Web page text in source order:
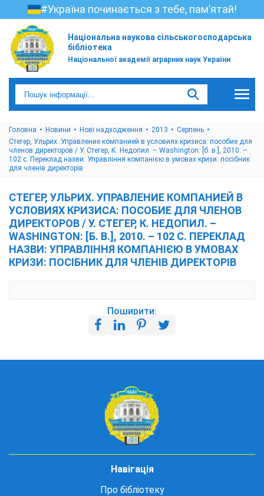
#Україна починається з тебе, пам’ятай!
Національна наукова сільськогосподарська
бібліотека
Національної академії аграрних наук України
Головна Новини Нові надходження 2013
Серпень
Стегер, Ульрих. Управление компанией в условиях кризиса: пособие для
членов директоров / У. Стегер, К. Недопил. – Washington: [б. в.], 2010. –
102 с. Переклад назви: Управління компанією в умовах кризи: посібник
для членів директорів
СТЕГЕР, УЛЬРИХ. УПРАВЛЕНИЕ КОМПАНИЕЙ В
УСЛОВИЯХ КРИЗИСА: ПОСОБИЕ ДЛЯ ЧЛЕНОВ
ДИРЕКТОРОВ / У. СТЕГЕР, К. НЕДОПИЛ. –
WASHINGTON: [Б. В.], 2010. – 102 С. ПЕРЕКЛАД
НАЗВИ: УПРАВЛІННЯ КОМПАНІЄЮ В УМОВАХ
КРИЗИ: ПОСІБНИК ДЛЯ ЧЛЕНІВ ДИРЕКТОРІВ
Поширити:
Навігація
Про бібліотеку